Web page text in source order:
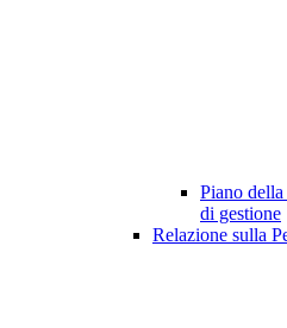
Piano
di gestione
Relazione sulla